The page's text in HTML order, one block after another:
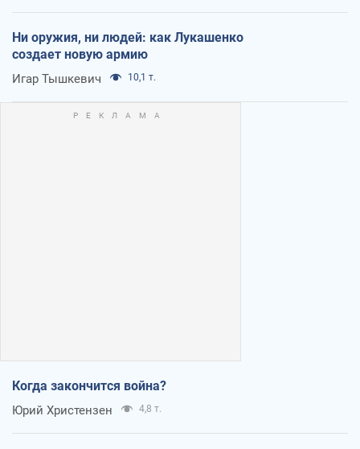
Ни оружия, ни людей: как Лукашенко
создает новую армию
Игар Тышкевич 10,1 т.
Когда закончится война?
Юрий Христензен 4,8 т.